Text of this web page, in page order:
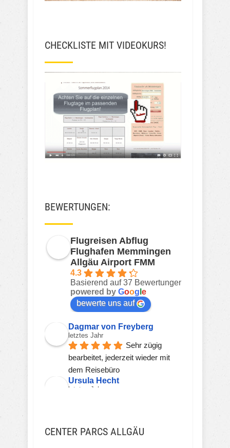
CHECKLISTE MIT VIDEOKURS!
BEWERTUNGEN:
Flugreisen Abflug
Flughafen Memmingen
Allgäu Airport FMM
4.3
Basierend auf 37 Bewertungen
powered by Goog e
bewerte uns auf
Dagmar von Freyberg
letztes Jahr
Sehr zügig
bearbeitet, jederzeit wieder mit
dem Reisebüro
Ursula Hecht
letztes Jahr
Viorel Stanciu
CENTER PARCS ALLGÄU